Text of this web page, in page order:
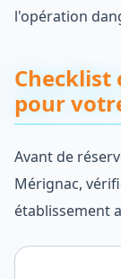
l'opération
pour
Avant de
Mérignac,
établissement